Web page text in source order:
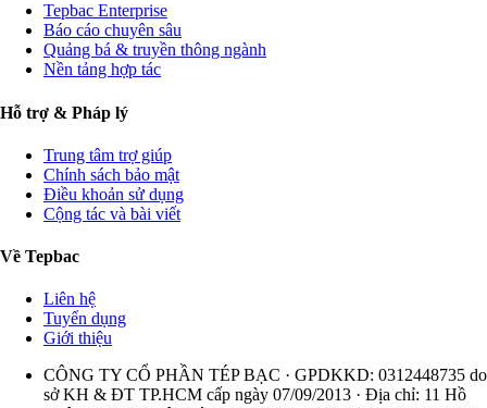
Tepbac Enterprise
Báo cáo chuyên sâu
Quảng bá & truyền thông ngành
Nền tảng hợp tác
Hỗ trợ & Pháp lý
Trung tâm trợ giúp
Chính sách bảo mật
Điều khoản sử dụng
Cộng tác và bài viết
Về Tepbac
Liên hệ
Tuyển dụng
Giới thiệu
CÔNG TY CỔ PHẦN TÉP BẠC · GPDKKD: 0312448735 do
sở KH & ĐT TP.HCM cấp ngày 07/09/2013 · Địa chỉ: 11 Hồ